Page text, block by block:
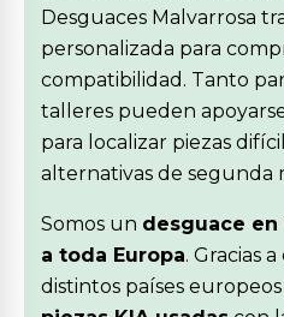
Desguaces Malvarrosa
personalizada para
compatibilidad. Tanto
talleres pueden
para localizar piezas
alternativas de segunda
Somos un desguace en
a toda Europa. Gracias
distintos países